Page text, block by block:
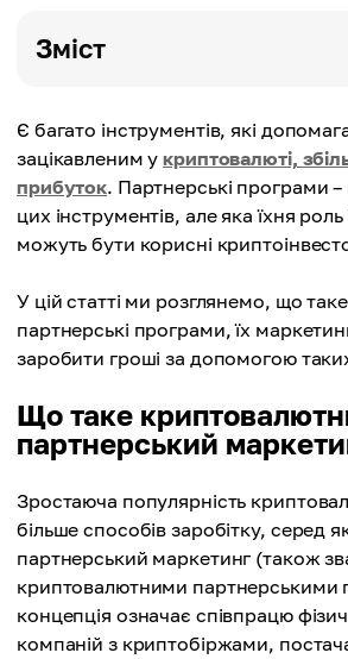
Зміст
Є багато інструментів, які
зацікавленим укриптовалюті,
прибуток. Партнерські програми
цих інструментів, але яка їхня
можуть бути корисні
У цій статті ми розглянемо, що
партнерські програми, їх
заробити гроші за допомогою
Що таке
партнерський
Зростаюча популярність
більше способів заробітку, серед
партнерський маркетинг (також
криптовалютними партнерськими
концепція означає співпрацю
компаній з криптобіржами,